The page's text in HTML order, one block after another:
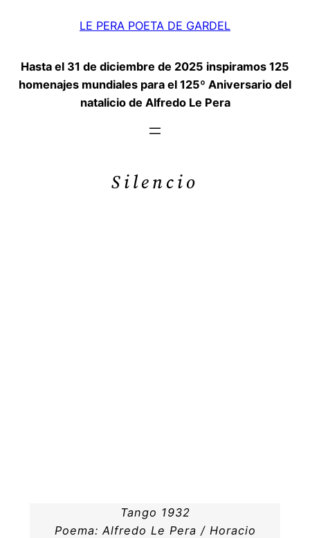
LE PERA POETA DE GARDEL
Hasta el 31 de diciembre de 2025 inspiramos 125
homenajes mundiales para el 125º Aniversario del
natalicio de Alfredo Le Pera
Silencio
Tango 1932
Poema: Alfredo Le Pera / Horacio